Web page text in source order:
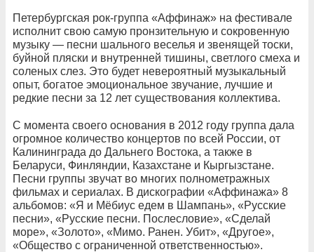
Петербургская рок-группа «Аффинаж» на фестивале
исполнит свою самую пронзительную и сокровенную
музыку — песни шального веселья и звенящей тоски,
буйной пляски и внутренней тишины, светлого смеха и
соленых слез. Это будет невероятный музыкальный
опыт, богатое эмоциональное звучание, лучшие и
редкие песни за 12 лет существования коллектива.
С момента своего основания в 2012 году группа дала
огромное количество концертов по всей России, от
Калининграда до Дальнего Востока, а также в
Беларуси, Финляндии, Казахстане и Кыргызстане.
Песни группы звучат во многих полнометражных
фильмах и сериалах. В дискографии «Аффинажа» 8
альбомов: «Я и Мёбиус едем в Шампань», «Русские
песни», «Русские песни. Послесловие», «Сделай
море», «Золото», «Мимо. Ранен. Убит», «Другое»,
«Общество с ограниченной ответственностью».